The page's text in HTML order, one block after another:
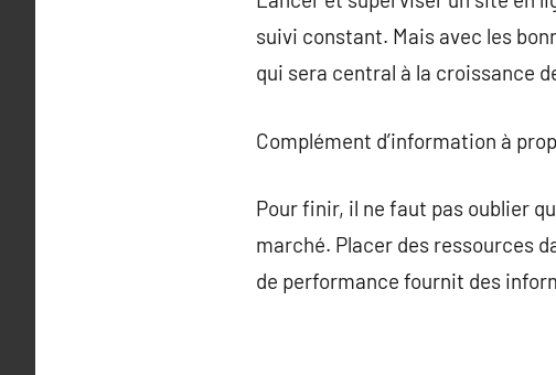
suivi constant. Mais avec les
qui sera central à la croissance
Complément d’information à
Pour finir, il ne faut pas oublier
marché. Placer des ressources
de performance fournit des